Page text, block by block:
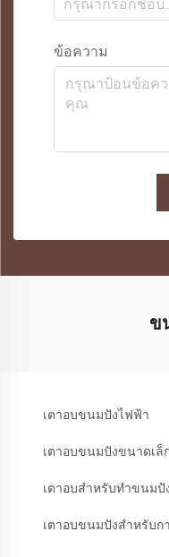
ข้อความ
ข
เตาอบขนมปังไฟฟ้า
เตาอบขนมปังขนาดเล็
เตาอบสำหรับทำขนมปั
เตาอบขนมปังสำหรับก